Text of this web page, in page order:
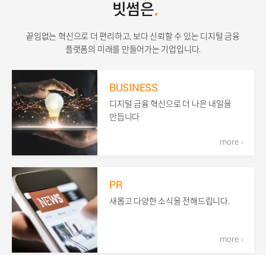
빗썸은
끝임없는 혁신으로 더 편리하고, 보다 신뢰할 수 있는 디지털 금융
플랫폼의 미래를 만들어가는 기업입니다.
BUSINESS
디지털 금융 혁신으로 더 나은 내일을
만듭니다
more
PR
새롭고 다양한 소식을 전해드립니다.
more